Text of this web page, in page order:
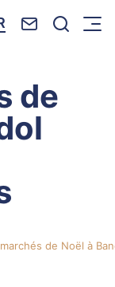
Nous Je
Menu
de
de Noël à